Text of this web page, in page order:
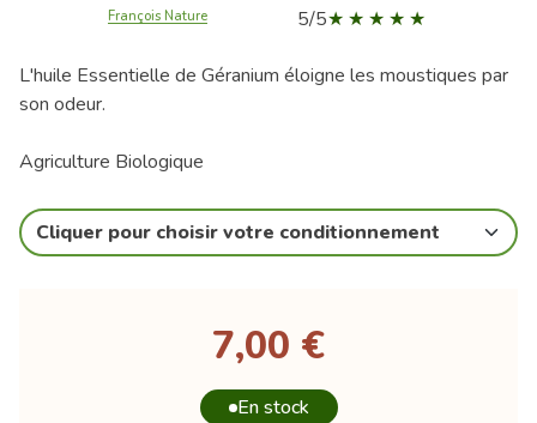
François Nature 5/5
L'huile Essentielle de Géranium éloigne les moustiques par
son odeur.
Agriculture Biologique
Cliquer pour choisir votre conditionnement
7,00 €
En stock